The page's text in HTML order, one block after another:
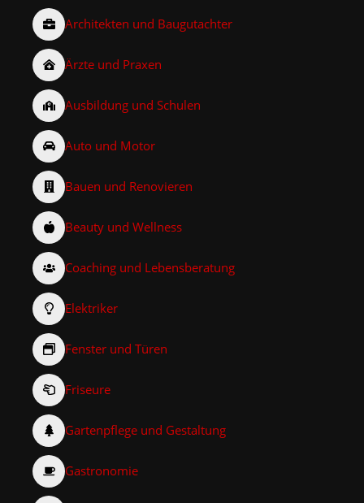
Architekten und Baugutachter
Ärzte und Praxen
Ausbildung und Schulen
Auto und Motor
Bauen und Renovieren
Beauty und Wellness
Coaching und Lebensberatung
Elektriker
Fenster und Türen
Friseure
Gartenpflege und Gestaltung
Gastronomie